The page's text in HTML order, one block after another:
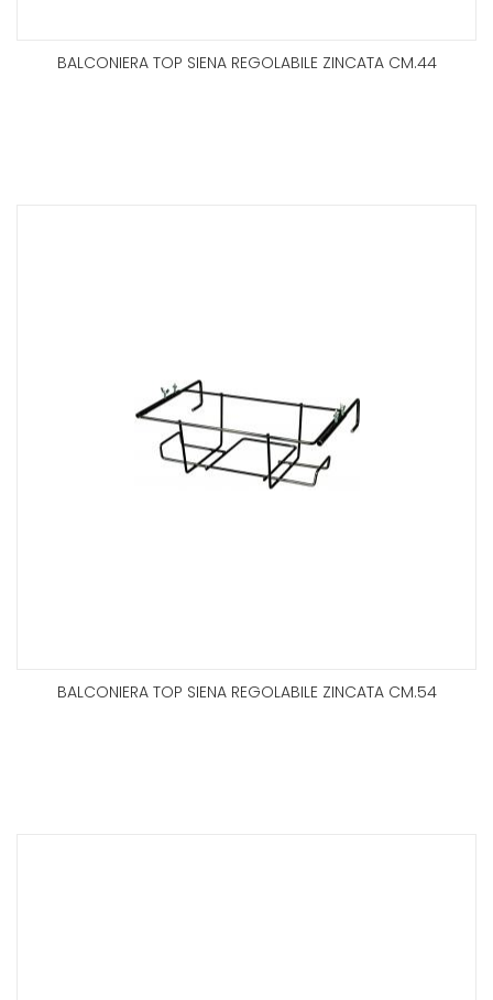
BALCONIERA TOP SIENA REGOLABILE ZINCATA CM.44
BALCONIERA TOP SIENA REGOLABILE ZINCATA CM.54